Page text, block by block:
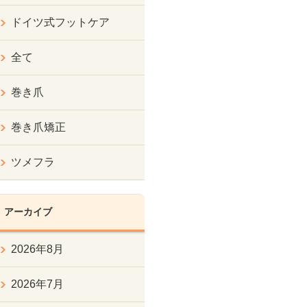
ドイツ式フットケア
全て
巻き爪
巻き爪矯正
ツメフラ
アーカイブ
2026年8月
2026年7月